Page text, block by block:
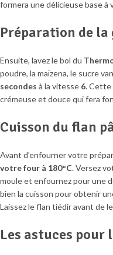
formera une délicieuse base à
Préparation de
Ensuite, lavez le bol du
poudre, la maïzena, le sucre
secondes à la vitesse 6. Cette
crémeuse et douce qui fera
Cuisson du flan
Avant d’enfourner votre
votre four à 180°C. Versez
moule et enfournez pour une
bien la cuisson pour obtenir
Laissez le flan tiédir avant de
Les astuces pour